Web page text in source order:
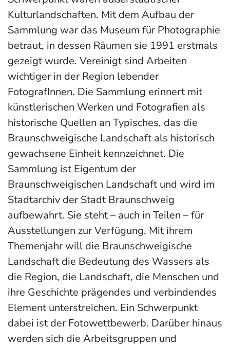
Kulturlandschaften. Mit dem Aufbau der
Sammlung war das Museum für Photographie
betraut, in dessen Räumen sie 1991 erstmals
gezeigt wurde. Vereinigt sind Arbeiten
wichtiger in der Region lebender
FotografInnen. Die Sammlung erinnert mit
künstlerischen Werken und Fotografien als
historische Quellen an Typisches, das die
Braunschweigische Landschaft als historisch
gewachsene Einheit kennzeichnet. Die
Sammlung ist Eigentum der
Braunschweigischen Landschaft und wird im
Stadtarchiv der Stadt Braunschweig
aufbewahrt. Sie steht – auch in Teilen – für
Ausstellungen zur Verfügung. Mit ihrem
Themenjahr will die Braunschweigische
Landschaft die Bedeutung des Wassers als
die Region, die Landschaft, die Menschen und
ihre Geschichte prägendes und verbindendes
Element unterstreichen. Ein Schwerpunkt
dabei ist der Fotowettbewerb. Darüber hinaus
werden sich die Arbeitsgruppen und